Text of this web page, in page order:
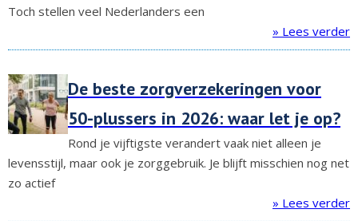
Toch stellen veel Nederlanders een
» Lees verder
De beste zorgverzekeringen voor
50-plussers in 2026: waar let je op?
Rond je vijftigste verandert vaak niet alleen je
levensstijl, maar ook je zorggebruik. Je blijft misschien nog net
zo actief
» Lees verder